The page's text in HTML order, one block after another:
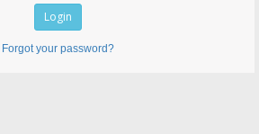
Forgot your password?